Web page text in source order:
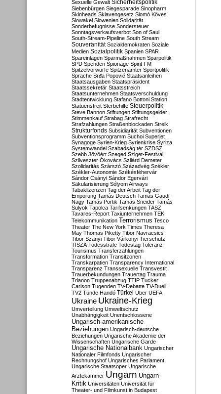
Sexuelle Gewalt Sicherheitspolitik
Siebenbürgen Siegesparade Sinopharm
Skinheads Sklavengesetz Slomó Köves
Slowakei Slowenien Solidarität
Sonderbefugnisse Sondersteuer
Sonntagsverkaufsverbot Son of Saul
South-Stream-Pipeline South Stream
Souveränität Sozialdemokraten Soziale
Medien Sozialpolitik Spanien SPAR
Spareinlagen Sparmaßnahmen Sparpolitik
SPD Spenden Spionage Spirit FM
Spitzelvorwürfe Spitzenämter Sportpolitik
Sprache Srđa Popović Staatsanleihen
Staatsausgaben Staatspräsident
Staatssekretär Staatsstreich
Staatsunternehmen Staatsverschuldung
Stadtentwicklung Stafano Bottoni Station
Statuenstreit Sterbehilfe Steuerpolitik
Steve Bannon Stiftungen Stiftungsgelder
Stimmenkauf Strabag Strafrecht
Strafzahlungen Straßenblockaden Streik
Strukturfonds Subsidiarität Subventionen
Subventionsprogramm Suchoi Superjet
Synagoge Syrien-Krieg Syrienkrise Syriza
Systemwandel Szabadság tér SZDSZ
Szebb Jövőért Szeged Sziget-Festival
Szilveszter Ókovács Szilárd Demeter
Szolidaritás Szárszó Századvég Székler
Székler-Autonomie Székésféhervár
Sándor Csányi Sándor Egervári
Säkularisierung Sólyom Airways
Tabaklizenzen Tag der Arbeit Tag der
Empörung Tamás Deutsch Tamás Gaudi-
Nagy Tamás Portik Tamás Sneider Tamás
Sulyok Tapolca Tarifsenkungen TASZ
Tavares-Report Taxiunternehmen TEK
Telekommunikation Terrorismus Tesco
Theater The New York Times Theresa
May Thomas Piketty Tibor Navracsics
Tibor Szanyi Tibor Várkonyi Tierschutz
TISZA Todesstrafe Todestag Toleranz
Tourismus Transferzahlungen
Transformation Transitzonen
Transkarpatien Transparency International
Transparenz Transsexuelle Transvestit
Trauerbekundungen Trauertag Trauma
Trianon Truppenabzug TTIP Tucker
Carlson Tugenden TV-Debatte TV-Duell
TV2 Tünde Handó Türkei Uber UEFA
Ukraine Ukraine-Krieg
Umverteilung Umweltschutz
Unabhängigkeit Unentschlossene
Ungarisch-amerikanische
Beziehungen Ungarisch-deutsche
Beziehungen Ungarische Akademie der
Wissenschaften Ungarische Garde
Ungarische Nationalbank Ungarischer
Nationaler Filmfonds Ungarischer
Rechnungshof Ungarisches Parlament
Ungarische Staatsoper Ungarische
Ärztekammer Ungarn Ungarn-
Kritik Universitäten Universität für
Theater- und Filmkunst in Budapest